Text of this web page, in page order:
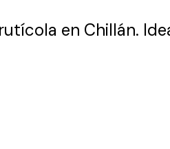
en Chillán.